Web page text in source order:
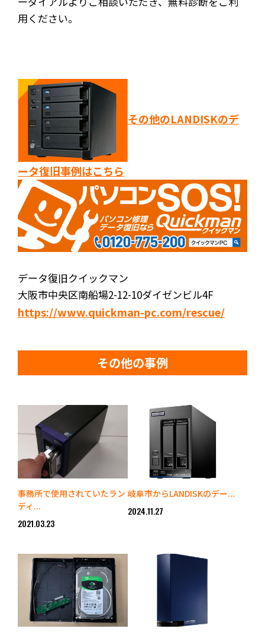
用ください。
その他のLANDISKのデ
ータ復旧事例はこちら
データ復旧クイックマン
大阪市中央区南船場2-12-10ダイゼンビル4F
https://www.quickman-pc.com/rescue/
その他の事例
事務所で使用されていたラン
ディ...
2021.03.23
岐阜市からLANDISKのデー...
2024.11.27